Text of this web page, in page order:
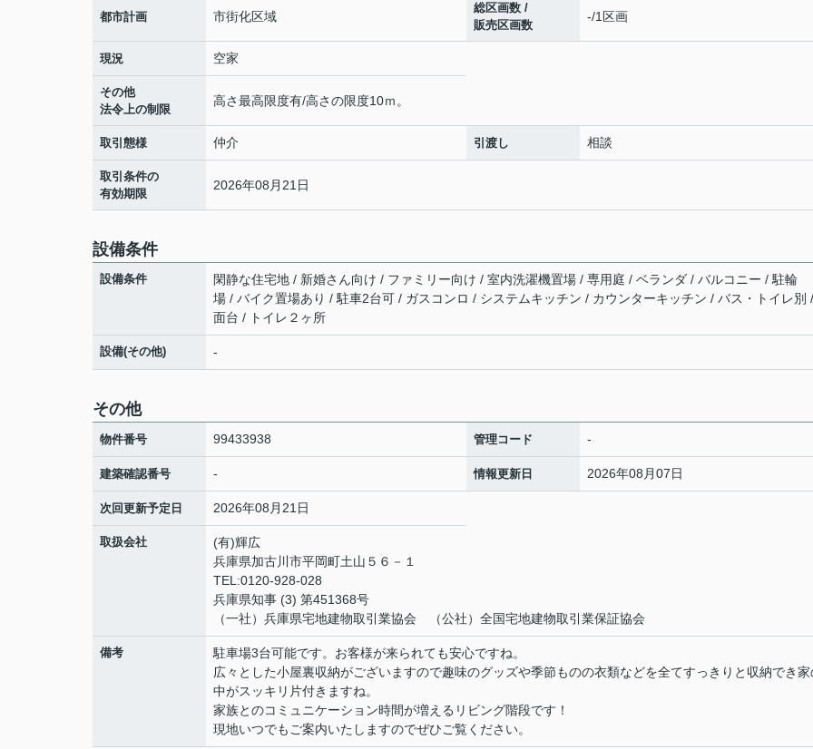
都市計画 市街化区域
総区画数 /
販売区画数
-/1区画
現況 空家
その他
法令上の制限
高さ最高限度有/高さの限度10ｍ。
取引態様 仲介 引渡し 相談
取引条件の
有効期限
2026年08月21日
設備条件
設備条件
閑静な住宅地 / 新婚さん向け / ファミリー向け / 室内洗濯機置場 / 専用庭 / ベランダ / バルコニー / 駐輪
場 / バイク置場あり / 駐車2台可 / ガスコンロ / システムキッチン / カウンターキッチン / バス・トイレ別
面台 / トイレ２ヶ所
設備(その他) -
その他
物件番号 99433938 管理コード -
建築確認番号 - 情報更新日 2026年08月07日
次回更新予定日 2026年08月21日
取扱会社
(有)輝広
兵庫県加古川市平岡町土山５６－１
TEL:0120-928-028
兵庫県知事 (3) 第451368号
（一社）兵庫県宅地建物取引業協会 （公社）全国宅地建物取引業保証協会
備考
駐車場3台可能です。お客様が来られても安心ですね。
広々とした小屋裏収納がございますので趣味のグッズや季節ものの衣類などを全てすっきりと収納でき家
中がスッキリ片付きますね。
家族とのコミュニケーション時間が増えるリビング階段です！
現地いつでもご案内いたしますのでぜひご覧ください。